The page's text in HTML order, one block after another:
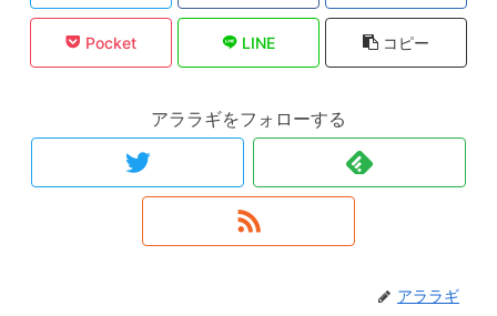
Pocket LINE コピー
アララギをフォローする
アララギ